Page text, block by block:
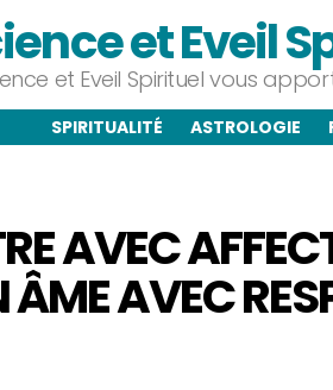
et Eveil
et Eveil Spirituel vous
SPIRITUALITÉ ASTROLOGIE
AVEC
AVEC